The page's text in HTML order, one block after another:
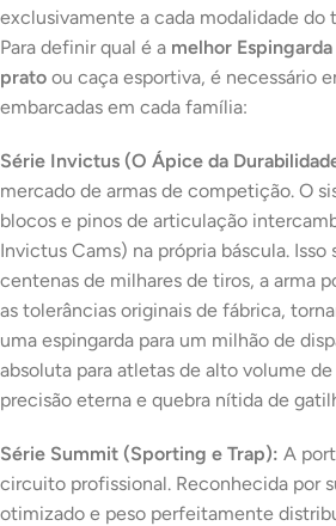
exclusivamente a cada modalidade do
Para definir qual é a melhor
prato ou caça esportiva, é necessário
embarcadas em cada família:
Série Invictus (O Ápice da
mercado de armas de competição. O
blocos e pinos de articulação
Invictus Cams) na própria báscula.
centenas de milhares de tiros, a arma
as tolerâncias originais de fábrica,
uma espingarda para um milhão de
absoluta para atletas de alto volume
precisão eterna e quebra nítida de
Série Summit (Sporting e Trap): A
circuito profissional. Reconhecida por
otimizado e peso perfeitamente